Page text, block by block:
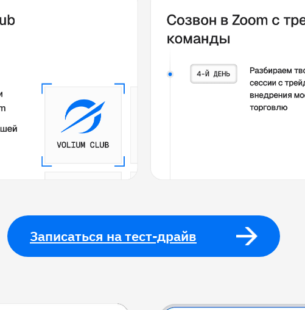
Записаться на тест-драйв